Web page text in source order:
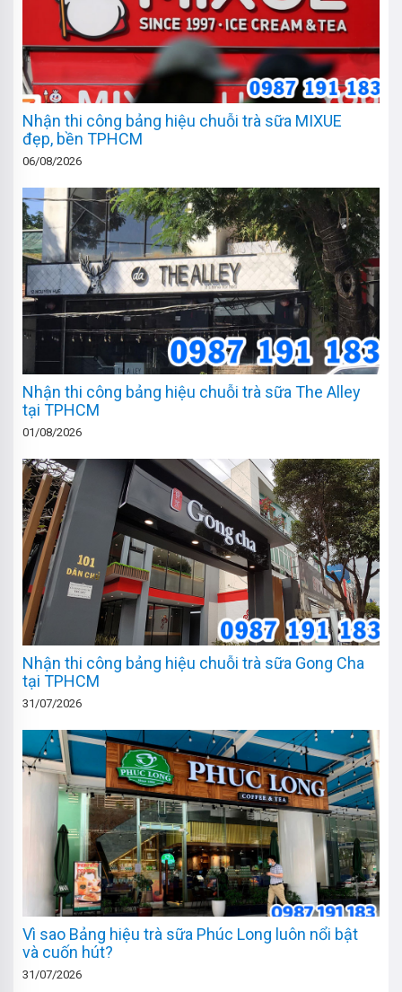
Nhận thi công bảng hiệu chuỗi trà sữa MIXUE
đẹp, bền TPHCM
06/08/2026
Nhận thi công bảng hiệu chuỗi trà sữa The Alley
tại TPHCM
01/08/2026
Nhận thi công bảng hiệu chuỗi trà sữa Gong Cha
tại TPHCM
31/07/2026
Vì sao Bảng hiệu trà sữa Phúc Long luôn nổi bật
và cuốn hút?
31/07/2026